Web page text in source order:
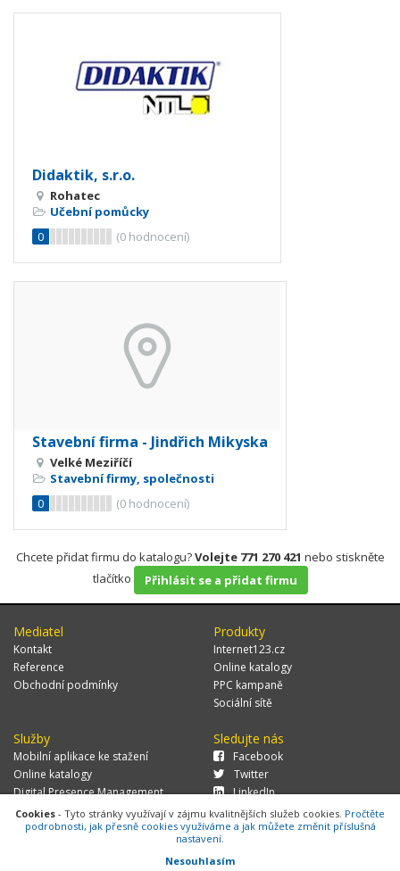
Didaktik, s.r.o.
Rohatec
Učební pomůcky
0
(0 hodnocení)
Stavební firma - Jindřich Mikyska
Velké Meziříčí
Stavební firmy, společnosti
0
(0 hodnocení)
Chcete přidat firmu do katalogu?Volejte 771 270 421 nebo stiskněte
tlačítko
Přihlásit se a přidat firmu
Mediatel
Kontakt
Reference
Obchodní podmínky
Produkty
Internet123.cz
Online katalogy
PPC kampaně
Sociální sítě
Služby
Mobilní aplikace ke stažení
Online katalogy
Digital Presence Management
Více zákazníků
Sledujte nás
Facebook
Twitter
LinkedIn
© 2026 MEDIATEL CZ, s.r.o.,Za Potokem 46/4, 106 00 Praha 10, tel.:
Cookies - Tyto stránky využívají v zájmu kvalitnějších služeb cookies. Pročtěte
podrobnosti, jak přesně cookies využíváme a jak můžete změnit příslušná
nastavení.
Nesouhlasím